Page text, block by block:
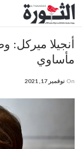
أنجيلا ميركل:
مأساوي
On نوفمبر 17, 2021